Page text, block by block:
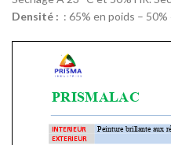
Densité : : 65% en poids –